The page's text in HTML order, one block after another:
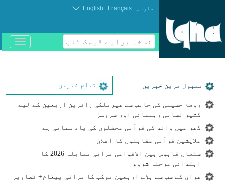
فارسی .
Français
.
English
نسخہ برایے ڈیسک ٹاپ
باز
و
مقبول ترین خبریں تمام خبریں
روضۂ حسینی کی جانب سے غیرملکی زائرینِ اربعین کے لیے
کثیر لسانی رہنمائی اور سروسز
گھر میں والد کی قرآنی محفلوں کی یاد ستاتی ہے
ملایشین قرآنی مقابلوں کا اعلان
سلطان قابوس بین الاقوامی قرآنی مقابلہ 2026 کا
ابتدائی مرحلہ شروع
عراق کے سب سے بڑے اربعین موکب کا قرآنی پیغام+ ٹصاویر